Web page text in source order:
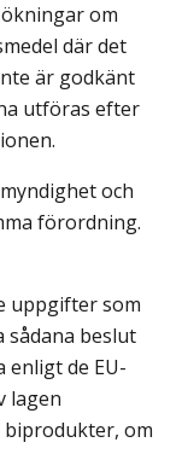
om
där det
är godkänt
utföras efter
och
förordning.
uppgifter som
sådana beslut
de EU-
lagen
biprodukter, om